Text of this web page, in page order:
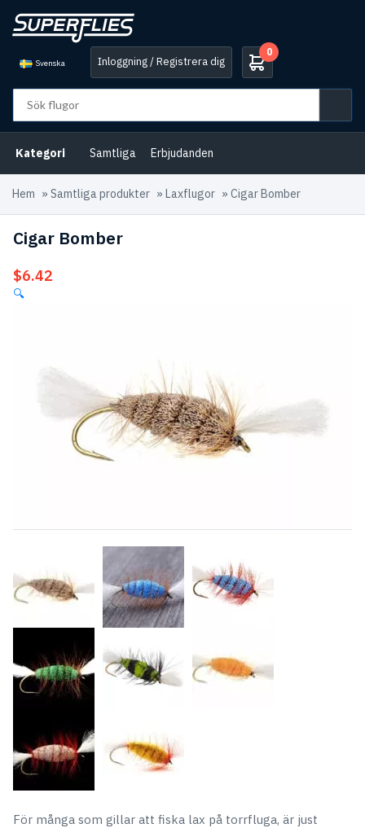
Svenska Inloggning / Registrera dig
0
Kategori Samtliga Erbjudanden
Hem » Samtliga produkter » Laxflugor » Cigar Bomber
Cigar Bomber
$6.42
🔍
För många som gillar att fiska lax på torrfluga, är just